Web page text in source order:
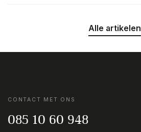
Alle artikelen
CONTACT MET ONS
085 10 60 948